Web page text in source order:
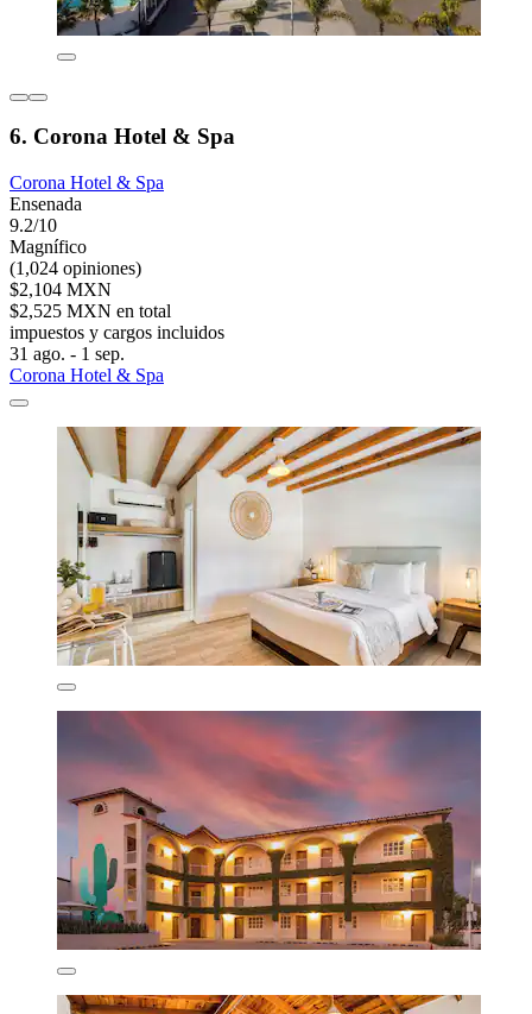
6. Corona Hotel & Spa
Corona Hotel & Spa
Ensenada
9.2/10
Magnífico
(1,024 opiniones)
$2,104 MXN
$2,525 MXN en total
impuestos y cargos incluidos
31 ago. - 1 sep.
Corona Hotel & Spa